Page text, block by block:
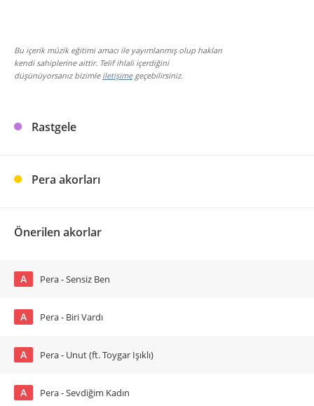
Bu içerik müzik eğitimi amacı ile yayımlanmış olup hakları
kendi sahiplerine aittir. Telif ihlali içerdiğini
düşünüyorsanız bizimle iletişimegeçebilirsiniz.
Rastgele
Pera akorları
Önerilen akorlar
A Pera - Sensiz Ben
A Pera - Biri Vardı
A Pera - Unut (ft. Toygar Işıklı)
A Pera - Sevdiğim Kadın